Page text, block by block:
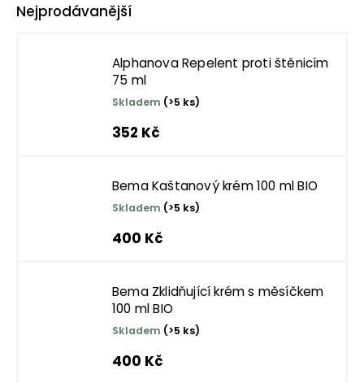
Nejprodávanější
Alphanova Repelent proti štěnicím
75 ml
Skladem (>5 ks)
352 Kč
Bema Kaštanový krém 100 ml BIO
Skladem (>5 ks)
400 Kč
Bema Zklidňující krém s měsíčkem
100 ml BIO
Skladem (>5 ks)
400 Kč